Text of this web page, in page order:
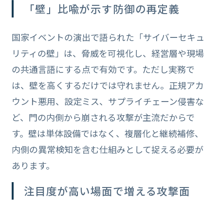
「壁」比喩が示す防御の再定義
国家イベントの演出で語られた「サイバーセキュ
リティの壁」は、脅威を可視化し、経営層や現場
の共通言語にする点で有効です。ただし実務で
は、壁を高くするだけでは守れません。正規アカ
ウント悪用、設定ミス、サプライチェーン侵害な
ど、門の内側から崩される攻撃が主流だからで
す。壁は単体設備ではなく、複層化と継続補修、
内側の異常検知を含む仕組みとして捉える必要が
あります。
注目度が高い場面で増える攻撃面